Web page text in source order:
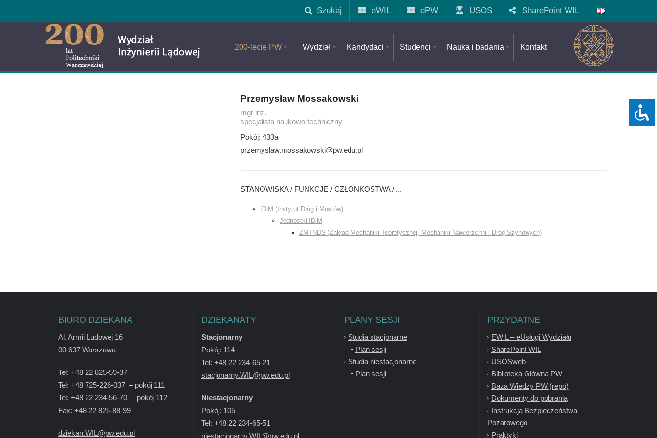
eWIL ePW USOS SharePoint WIL
Szukaj
200-lecie PW Wydział Kandydaci Studenci Nauka i badania Kontakt
Przemysław Mossakowski
mgr inż.
specjalista naukowo-techniczny
Pokój: 433a
przemyslaw.mossakowski@pw.edu.pl
STANOWISKA / FUNKCJE / CZŁONKOSTWA / ...
IDiM (Instytut Dróg i Mostów)
Jednostki IDiM
ZMTNDS (Zakład Mechaniki Teoretycznej, Mechaniki Nawierzchni i Dróg Szynowych)
BIURO DZIEKANA
Al. Armii Ludowej 16
00-637 Warszawa
Tel: +48 22 825-59-37
Tel: +48 725-226-037 – pokój 111
Tel: +48 22 234-56-70 – pokój 112
Fax: +48 22 825-88-99
dziekan.WIL@pw.edu.pl
DZIEKANATY
Stacjonarny
Pokój: 114
Tel: +48 22 234-65-21
stacjonarny.WIL@pw.edu.pl
Niestacjonarny
Pokój: 105
Tel: +48 22 234-65-51
niestacjonarny.WIL@pw.edu.pl
PLANY SESJI
Studia stacjonarne
Plan sesji
Studia niestacjonarne
Plan sesji
PRZYDATNE
EWIL – eUsługi Wydziału
SharePoint WIL
USOSweb
Biblioteka Główna PW
Baza Wiedzy PW (repo)
Dokumenty do pobrania
Instrukcja Bezpieczeństwa
Pożarowego
Praktyki